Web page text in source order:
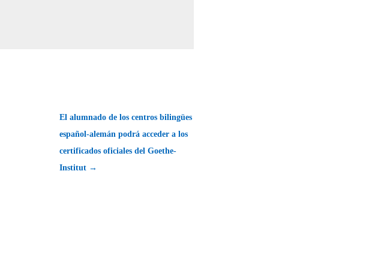
El alumnado de los centros bilingües
español-alemán podrá acceder a los
certificados oficiales del Goethe-
Institut →